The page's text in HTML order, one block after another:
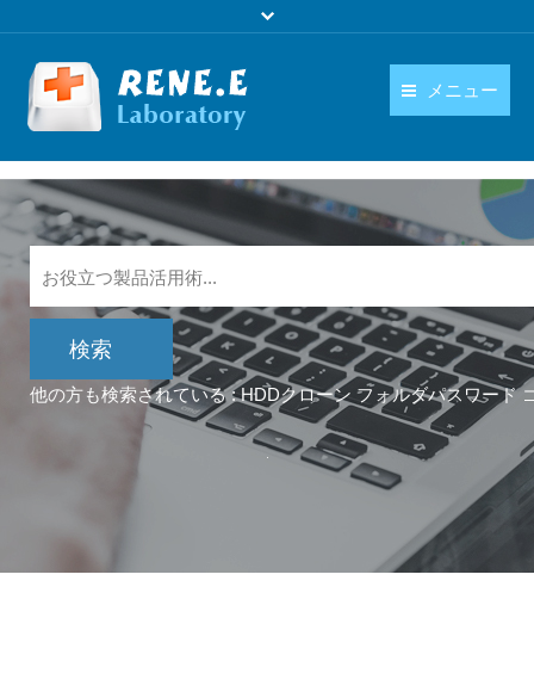
メニュー
ダウンロード
操作ガイド
お問い合わせ
日本語
language
他の方も検索されている :HDDクローン フォルダパスワード